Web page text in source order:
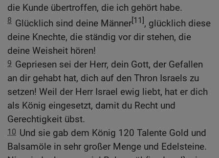
die Kunde übertroffen, die ich gehört habe.
8 Glücklich sind deine Männer[11], glücklich diese
deine Knechte, die ständig vor dir stehen, die
deine Weisheit hören!
9 Gepriesen sei der Herr, dein Gott, der Gefallen
an dir gehabt hat, dich auf den Thron Israels zu
setzen! Weil der Herr Israel ewig liebt, hat er dich
als König eingesetzt, damit du Recht und
Gerechtigkeit übst.
10 Und sie gab dem König 120 Talente Gold und
Balsamöle in sehr großer Menge und Edelsteine.